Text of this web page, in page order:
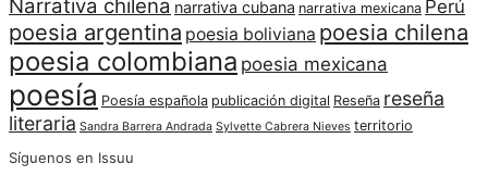
Narrativa chilena narrativa cubana narrativa mexicana Perú
poesia argentina poesia boliviana poesia chilena
poesia colombiana poesia mexicana
poesía Poesía española publicación digital Reseña reseña
literaria Sandra Barrera Andrada Sylvette Cabrera Nieves territorio
Síguenos en Issuu